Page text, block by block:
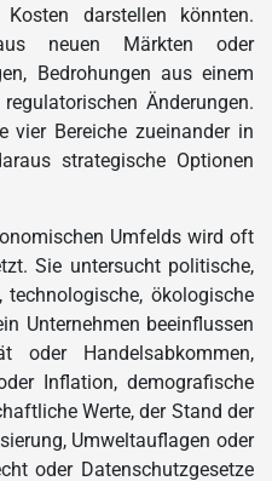
darstellen könnten.
neuen Märkten oder
Bedrohungen aus einem
Änderungen.
vier Bereiche zueinander in
strategische Optionen
Umfelds wird oft
Sie untersucht politische,
ökologische
Unternehmen beeinflussen
oder Handelsabkommen,
Inflation, demografische
Werte, der Stand der
Umweltauflagen oder
oder Datenschutzgesetze